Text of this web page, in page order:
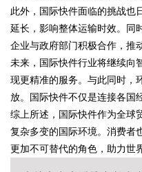
!
此外，国际快件面临的挑战也
延长，影响整体运输时效。同
企业与政府部门积极合作，推
未来，国际快件行业将继续向
现更精准的服务。与此同时，
放。国际快件不仅是连接各国
综上所述，国际快件作为全球
复杂多变的国际环境。消费者
更加不可替代的角色，助力世